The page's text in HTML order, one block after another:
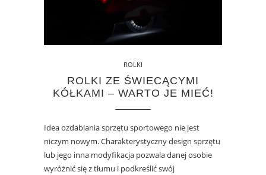
ROLKI
ROLKI ZE ŚWIECĄCYMI
KÓŁKAMI – WARTO JE MIEĆ!
Idea ozdabiania sprzętu sportowego nie jest
niczym nowym. Charakterystyczny design sprzętu
lub jego inna modyfikacja pozwala danej osobie
wyróżnić się z tłumu i podkreślić swój